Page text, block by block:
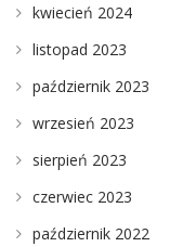
kwiecień 2024
listopad 2023
październik 2023
wrzesień 2023
sierpień 2023
czerwiec 2023
październik 2022